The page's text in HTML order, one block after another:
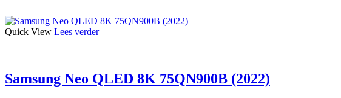
Quick View Lees verder
Samsung Neo QLED 8K 75QN900B (2022)